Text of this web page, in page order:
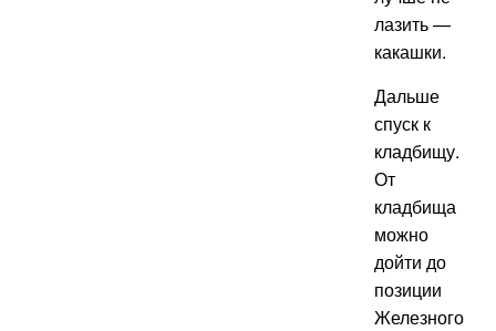
лазить —
какашки.
Дальше
спуск к
кладбищу.
От
кладбища
можно
дойти до
позиции
Железного